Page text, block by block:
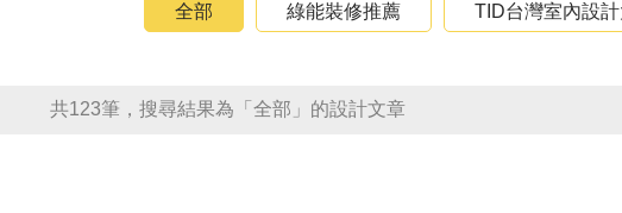
全部 綠能裝修推薦 TID台灣室內設
共123筆，搜尋結果為「全部」的設計文章